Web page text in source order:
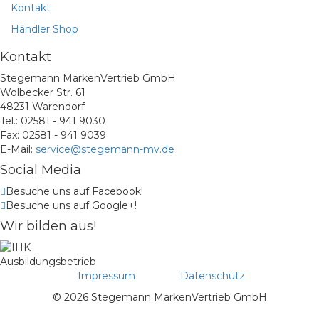
Kontakt
Händler Shop
Kontakt
Stegemann MarkenVertrieb GmbH
Wolbecker Str. 61
48231 Warendorf
Tel.: 02581 - 941 9030
Fax: 02581 - 941 9039
E-Mail: service@stegemann-mv.de
Social Media
Besuche uns auf Facebook!
Besuche uns auf Google+!
Wir bilden aus!
Impressum
Datenschutz
© 2026 Stegemann MarkenVertrieb GmbH